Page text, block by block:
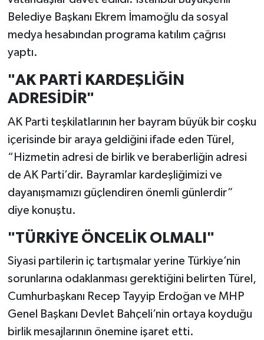
Belediye Başkanı Ekrem İmamoğlu da sosyal
medya hesabından programa katılım çağrısı
yaptı.
"AK PARTİ KARDEŞLİĞİN
ADRESİDİR"
AK Parti teşkilatlarının her bayram büyük bir coşku
içerisinde bir araya geldiğini ifade eden Türel,
“Hizmetin adresi de birlik ve beraberliğin adresi
de AK Parti’dir. Bayramlar kardeşliğimizi ve
dayanışmamızı güçlendiren önemli günlerdir”
diye konuştu.
"TÜRKİYE ÖNCELİK OLMALI"
Siyasi partilerin iç tartışmalar yerine Türkiye’nin
sorunlarına odaklanması gerektiğini belirten Türel,
Cumhurbaşkanı Recep Tayyip Erdoğan ve MHP
Genel Başkanı Devlet Bahçeli’nin ortaya koyduğu
birlik mesajlarının önemine işaret etti.